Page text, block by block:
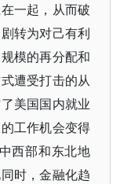
一起，从而破
转为对己有利
模的再分配和
遭受打击的从
美国国内就业
工作机会变得
西部和东北地
时，金融化趋